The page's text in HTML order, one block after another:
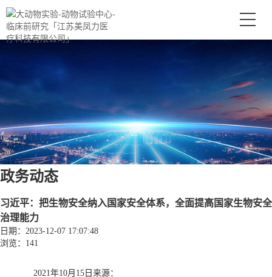
政务动态
习近平：把生物安全纳入国家安全体系，全面提高国家生物安全
治理能力
日期：2023-12-07 17:07:48
浏览：141
2021年10月15日来源：